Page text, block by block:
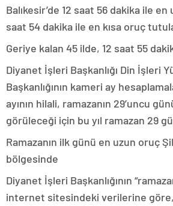
Balıkesir’de 12 saat 56 dakika ile
saat 54 dakika ile en kısa oruç
Geriye kalan 45 ilde, 12 saat 55
Diyanet İşleri Başkanlığı Din İşleri
Başkanlığının kameri ay
ayının hilali, ramazanın 29’uncu
görüleceği için bu yıl ramazan 29
Ramazanın ilk günü en uzun oruç
bölgesinde
Diyanet İşleri Başkanlığının
internet sitesindeki verilerine göre,